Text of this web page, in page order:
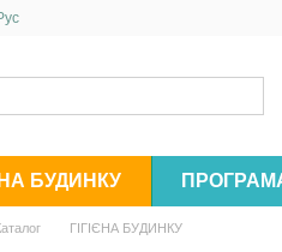
БУДИНКУ
ГІГІЄНА БУДИНКУ